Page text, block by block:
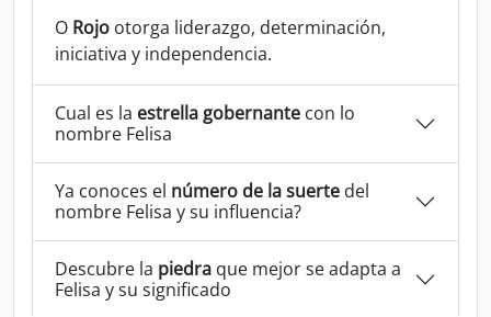
O Rojo otorga liderazgo, determinación,
iniciativa y independencia.
Cual es la estrella gobernante con lo
nombre Felisa
Ya conoces el número de la suerte del
nombre Felisa y su influencia?
Descubre la piedra que mejor se adapta a
Felisa y su significado